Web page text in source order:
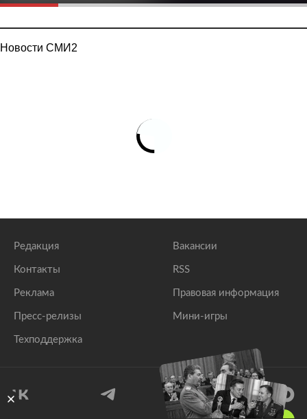
Новости СМИ2
Редакция
Контакты
Реклама
Пресс-релизы
Техподдержка
Вакансии
RSS
Правовая информация
Мини-игры